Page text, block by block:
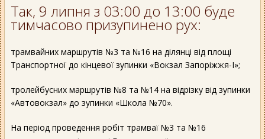
Так, 9 липня з 03:00 до 13:00 буде
тимчасово призупинено рух:
трамвайних маршрутів №3 та №16 на ділянці від площі
Транспортної до кінцевої зупинки «Вокзал Запоріжжя-I»;
тролейбусних маршрутів №8 та №14 на відрізку від зупинки
«Автовокзал» до зупинки «Школа №70».
На період проведення робіт трамваї №3 та №16